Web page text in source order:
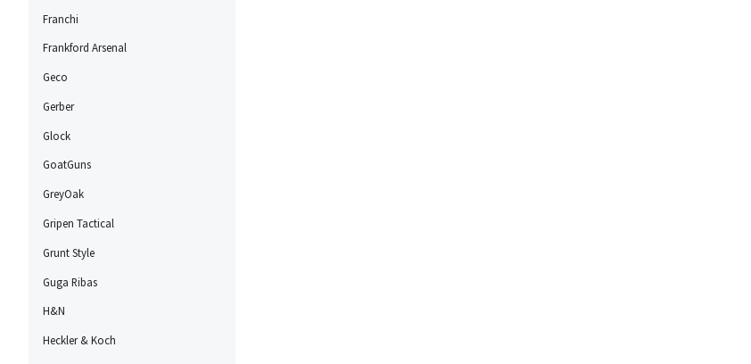
Franchi
Frankford Arsenal
Geco
Gerber
Glock
GoatGuns
GreyOak
Gripen Tactical
Grunt Style
Guga Ribas
H&N
Heckler & Koch